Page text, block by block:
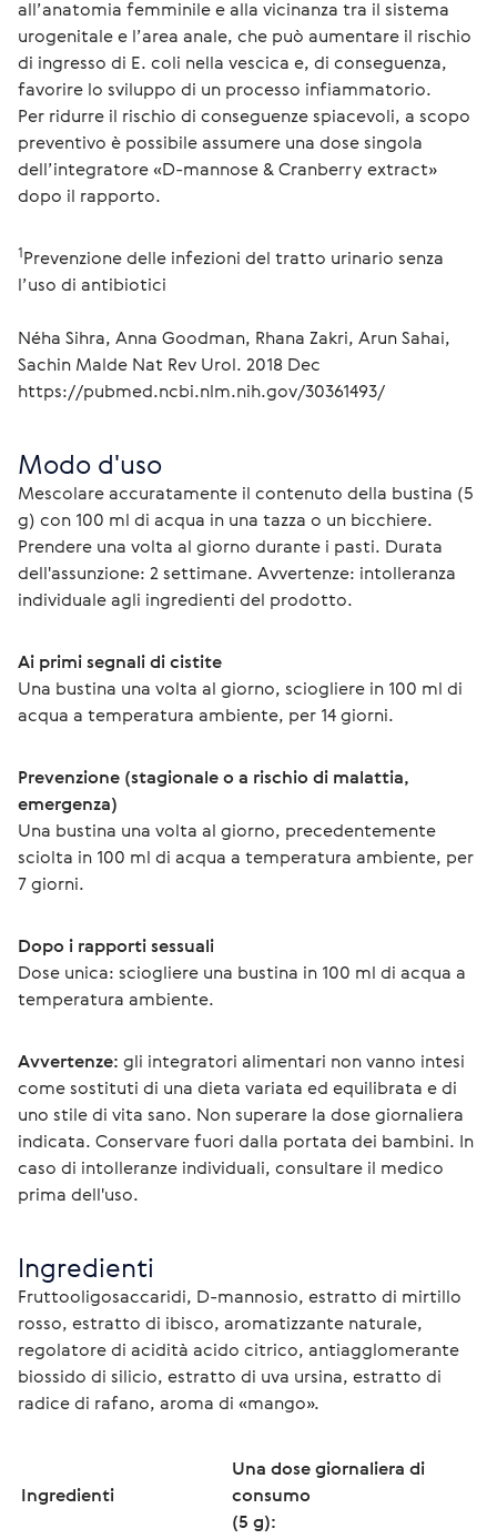
all’anatomia femminile e alla vicinanza tra il sistema
urogenitale e l’area anale, che può aumentare il rischio
di ingresso di E. coli nella vescica e, di conseguenza,
favorire lo sviluppo di un processo infiammatorio.
Per ridurre il rischio di conseguenze spiacevoli, a scopo
preventivo è possibile assumere una dose singola
dell’integratore «D-mannose & Cranberry extract»
dopo il rapporto.
1Prevenzione delle infezioni del tratto urinario senza
Néha Sihra, Anna Goodman, Rhana Zakri, Arun Sahai,
Sachin Malde Nat Rev Urol. 2018 Dec
https://pubmed.ncbi.nlm.nih.gov/30361493/
Modo d'uso
Mescolare accuratamente il contenuto della bustina (5
g) con 100 ml di acqua in una tazza o un bicchiere.
Prendere una volta al giorno durante i pasti. Durata
dell'assunzione: 2 settimane. Avvertenze: intolleranza
individuale agli ingredienti del prodotto.
Ai primi segnali di cistite
Una bustina una volta al giorno, sciogliere in 100 ml di
acqua a temperatura ambiente, per 14 giorni.
Prevenzione (stagionale o a rischio di malattia,
emergenza)
Una bustina una volta al giorno, precedentemente
sciolta in 100 ml di acqua a temperatura ambiente, per
7 giorni.
Dopo i rapporti sessuali
Dose unica: sciogliere una bustina in 100 ml di acqua a
temperatura ambiente.
Avvertenze: gli integratori alimentari non vanno intesi
come sostituti di una dieta variata ed equilibrata e di
uno stile di vita sano. Non superare la dose giornaliera
indicata. Conservare fuori dalla portata dei bambini. In
caso di intolleranze individuali, consultare il medico
prima dell'uso.
Ingredienti
Fruttooligosaccaridi, D-mannosio, estratto di mirtillo
rosso, estratto di ibisco, aromatizzante naturale,
regolatore di acidità acido citrico, antiagglomerante
biossido di silicio, estratto di uva ursina, estratto di
radice di rafano, aroma di «mango».
Ingredienti
Una dose giornaliera di
consumo
(5 g):